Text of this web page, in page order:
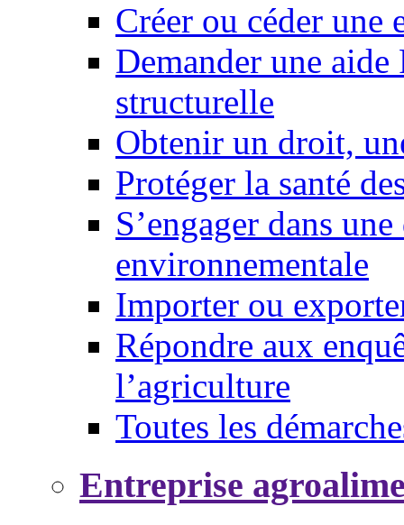
Créer ou céder une
Demander une
structurelle
Obtenir un droit,
Protéger la santé
S’engager dans
environnementale
Importer ou
Répondre aux
l’agriculture
Toutes les
Entreprise